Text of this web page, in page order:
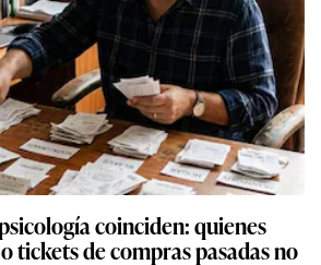
coinciden: quienes
tickets de compras pasadas no